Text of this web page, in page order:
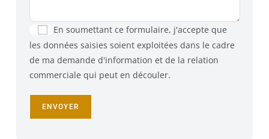
En soumettant ce formulaire, j'accepte que
les données saisies soient exploitées dans le cadre
de ma demande d'information et de la relation
commerciale qui peut en découler.